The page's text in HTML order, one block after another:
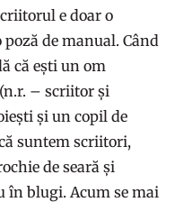
e doar o
de manual. Când
că ești un om
– scriitor și
și un copil de
suntem scriitori,
de seară și
în blugi. Acum se mai